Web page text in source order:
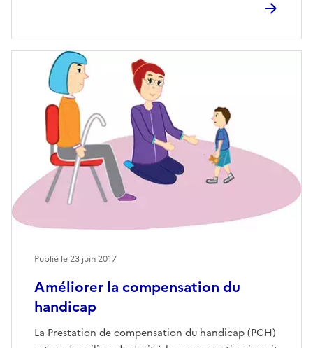
Améliorer la compensation du
handicap
La Prestation de compensation du handicap (PCH)
Publié le23 juin 2017